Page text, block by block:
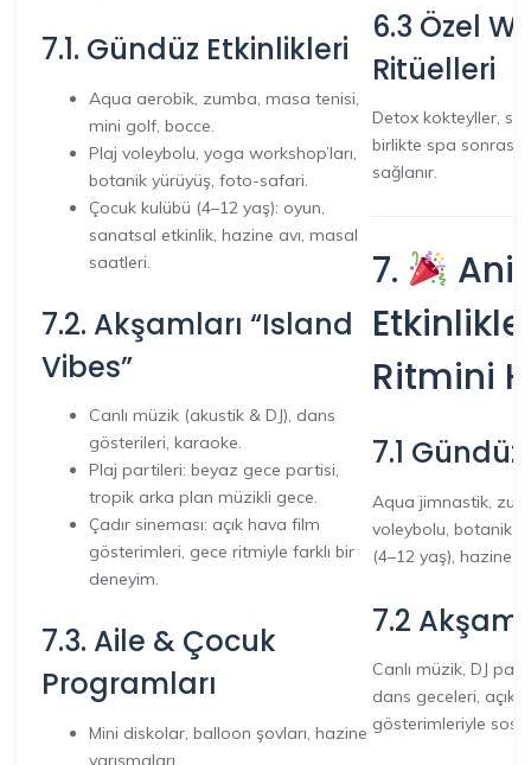
7.1. Gündüz Etkinlikleri
Aqua aerobik, zumba, masa tenisi,
mini golf, bocce.
Plaj voleybolu, yoga workshop’ları,
botanik yürüyüş, foto-safari.
Çocuk kulübü (4–12 yaş): oyun,
sanatsal etkinlik, hazine avı, masal
saatleri.
7.2. Akşamları “Island
Vibes”
Canlı müzik (akustik & DJ), dans
gösterileri, karaoke.
Plaj partileri: beyaz gece partisi,
tropik arka plan müzikli gece.
Çadır sineması: açık hava film
gösterimleri, gece ritmiyle farklı bir
deneyim.
7.3. Aile & Çocuk
Programları
Mini diskolar, balloon şovları, hazine
yarışmaları.
6.3 Özel
Ritüelleri
Detox kokteyller,
birlikte spa sonrası
sağlanır.
7.
Ritmini
7.1
Aqua jimnastik,
voleybolu, botanik
(4–12 yaş), hazine
7.2
Canlı müzik, DJ
dans geceleri, açık
gösterimleriyle